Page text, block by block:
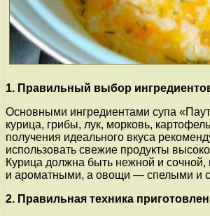
1. Правильный выбор
Основными ингредиентами супа
курица, грибы, лук, морковь,
получения идеального вкуса
использовать свежие продукты
Курица должна быть нежной и
и ароматными, а овощи — спелыми и
2. Правильная техника